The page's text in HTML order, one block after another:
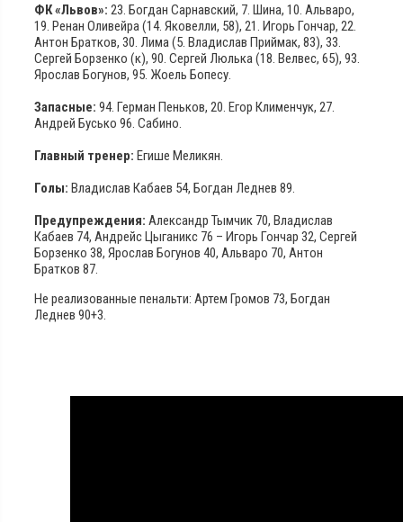
ФК «Львов»: 23. Богдан Сарнавский, 7. Шина, 10. Альваро,
19. Ренан Оливейра (14. Яковелли, 58), 21. Игорь Гончар, 22.
Антон Братков, 30. Лима (5. Владислав Приймак, 83), 33.
Сергей Борзенко (к), 90. Сергей Люлька (18. Велвес, 65), 93.
Ярослав Богунов, 95. Жоель Бопесу.
Запасные: 94. Герман Пеньков, 20. Егор Клименчук, 27.
Андрей Бусько 96. Сабино.
Главный тренер: Егише Меликян.
Голы: Владислав Кабаев 54, Богдан Леднев 89.
Предупреждения: Александр Тымчик 70, Владислав
Кабаев 74, Андрейс Цыганикс 76 – Игорь Гончар 32, Сергей
Борзенко 38, Ярослав Богунов 40, Альваро 70, Антон
Братков 87.
Не реализованные пенальти: Артем Громов 73, Богдан
Леднев 90+3.